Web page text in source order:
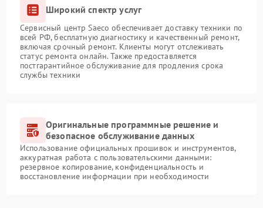
Широкий спектр услуг
Сервисный центр Saeco обеспечивает доставку техники по
всей РФ, бесплатную диагностику и качественный ремонт,
включая срочный ремонт. Клиенты могут отслеживать
статус ремонта онлайн. Также предоставляется
постгарантийное обслуживание для продления срока
службы техники
Оригинальные программные решение и
безопасное обслуживание данных
Использование официальных прошивок и инструментов,
аккуратная работа с пользовательскими данными:
резервное копирование, конфиденциальность и
восстановление информации при необходимости